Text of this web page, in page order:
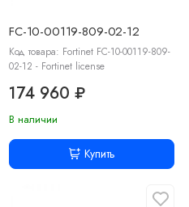
FC-10-00119-809-02-12
Код товара: Fortinet FC-10-00119-809-
02-12 - Fortinet license
174 960 ₽
В наличии
Купить